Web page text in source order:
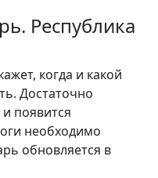
Республика
когда и какой
Достаточно
появится
необходимо
обновляется в